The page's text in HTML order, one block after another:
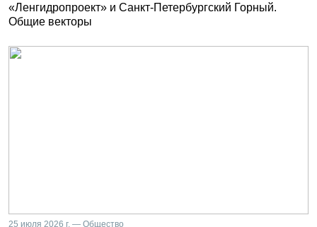
«Ленгидропроект» и Санкт-Петербургский Горный.
Общие векторы
25 июля 2026 г. — Общество